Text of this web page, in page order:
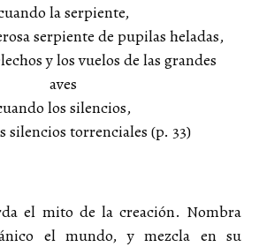
la serpiente,
serpiente de pupilas heladas,
y los vuelos de las grandes
aves
los silencios,
silencios torrenciales (p. 33)
el mito de la creación. Nombra
el mundo, y mezcla en su